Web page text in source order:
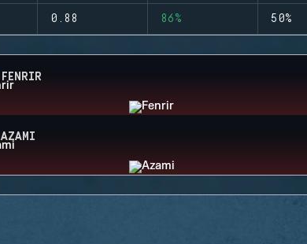
0.88 86% 50%
FENRIR
AZAMI